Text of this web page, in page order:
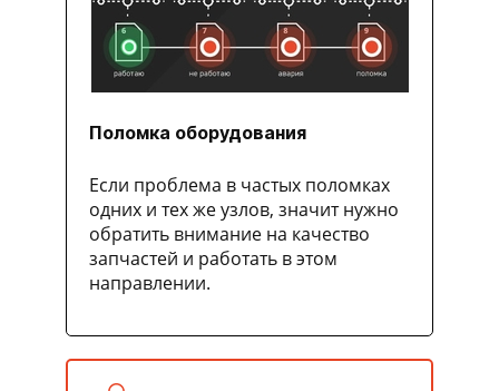
Поломка оборудования
Если проблема в частых поломках
одних и тех же узлов, значит нужно
обратить внимание на качество
запчастей и работать в этом
направлении.